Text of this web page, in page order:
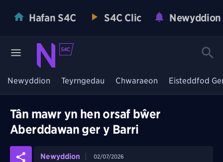
Hafan S4C S4C Clic Newyddion
Newyddion Teyrngedau Chwaraeon Eisteddfod
Tân mawr yn hen orsaf bŵer
Aberddawan ger y Barri
Newyddion 02/07/2026